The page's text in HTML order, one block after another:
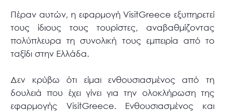
Πέραν αυτών, η εφαρμογή VisitGreece εξυπηρετεί
τους ίδιους τους τουρίστες, αναβαθμίζοντας
πολύπλευρα τη συνολική τους εμπειρία από το
ταξίδι στην Ελλάδα.
Δεν κρύβω ότι είμαι ενθουσιασμένος από τη
δουλειά που έχει γίνει για την ολοκλήρωση της
εφαρμογής VisitGreece. Ενθουσιασμένος και